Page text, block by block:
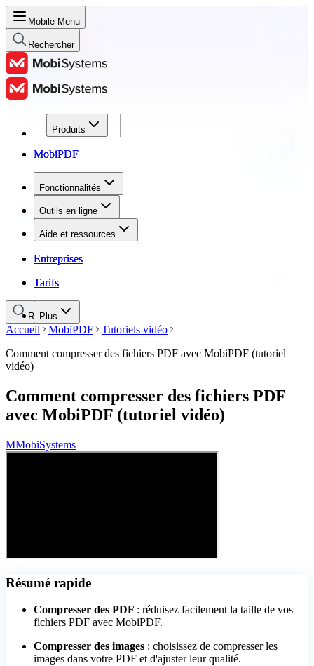
Mobile Menu
Rechercher
Produits
MobiPDF
Fonctionnalités
Outils en ligne
Aide et ressources
Entreprises
Tarifs
Plus
Produits
MobiPDF
Fonctionnalités
Outils en ligne
Aide et ressources
Entreprises
Tarifs
Rechercher
Accueil MobiPDF
Tutoriels vidéo
Comment compresser des fichiers PDF avec MobiPDF (tutoriel
vidéo)
Comment compresser des fichiers PDF
avec MobiPDF (tutoriel vidéo)
MMobiSystems
Résumé rapide
Compresser des PDF : réduisez facilement la taille de vos
fichiers PDF avec MobiPDF.
Compresser des images : choisissez de compresser les
images dans votre PDF et d'ajuster leur qualité.